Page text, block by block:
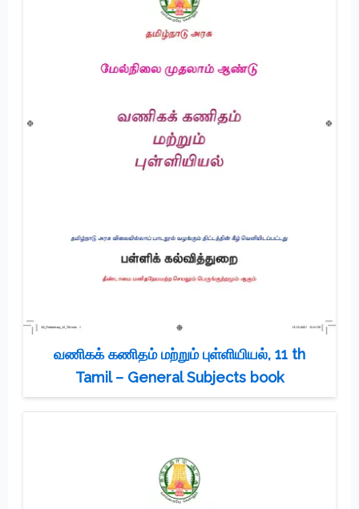
வணிகக் கணிதம் மற்றும் புள்ளியியல், 11 th
Tamil – General Subjects book